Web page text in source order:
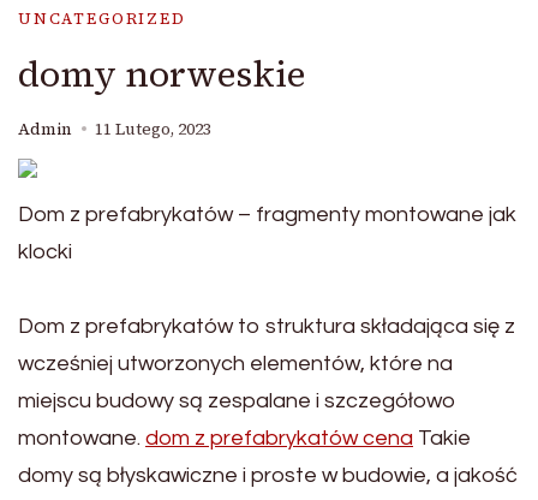
UNCATEGORIZED
domy norweskie
Admin 11 Lutego, 2023
Dom z prefabrykatów – fragmenty montowane jak
klocki
Dom z prefabrykatów to struktura składająca się z
wcześniej utworzonych elementów, które na
miejscu budowy są zespalane i szczegółowo
montowane. dom z prefabrykatów cena Takie
domy są błyskawiczne i proste w budowie, a jakość